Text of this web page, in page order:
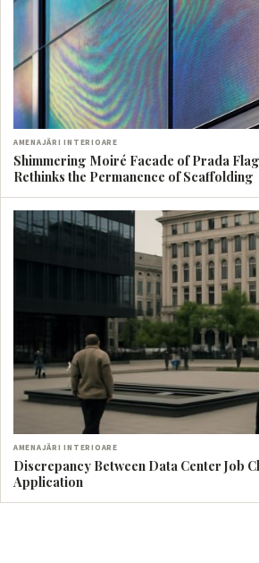
AMENAJĂRI INTERIOARE
Shimmering Moiré Facade of Prada
Rethinks the Permanence of Scaffolding
AMENAJĂRI INTERIOARE
Discrepancy Between Data Center Job
Application